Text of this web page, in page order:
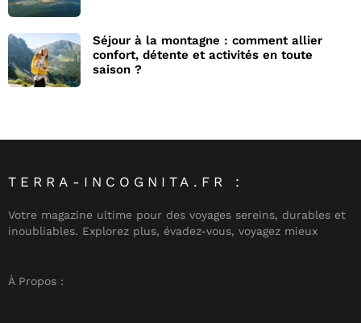
Séjour à la montagne : comment allier
confort, détente et activités en toute
saison ?
TERRA-INCOGNITA.FR :
Votre magazine ultime pour des voyages sereins, durables et
inoubliables. Explorez plus, évadez-vous, voyagez mieux
À Propos :